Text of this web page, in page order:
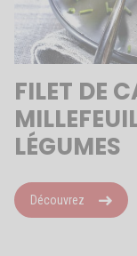
FILET DE
LÉGUMES
Découvrez